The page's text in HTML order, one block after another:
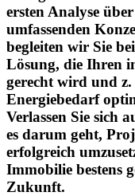
ersten Analyse
umfassenden
begleiten wir Sie
Lösung, die Ihren
gerecht wird und
Energiebedarf
Verlassen Sie sich
es darum geht,
erfolgreich
Immobilie bestens
Zukunft.